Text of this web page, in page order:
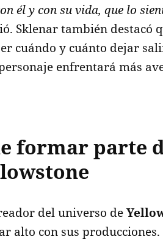
él y con su vida, que lo
Sklenar también destacó
cuándo y cuánto dejar
enfrentará más
formar parte
del universo de
alto con sus